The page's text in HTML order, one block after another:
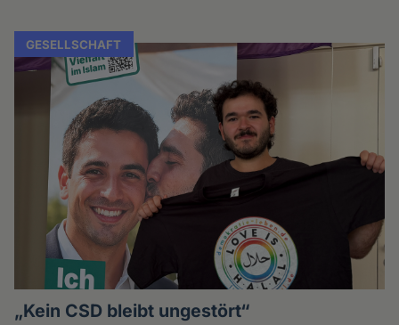
GESELLSCHAFT
„Kein CSD bleibt ungestört“